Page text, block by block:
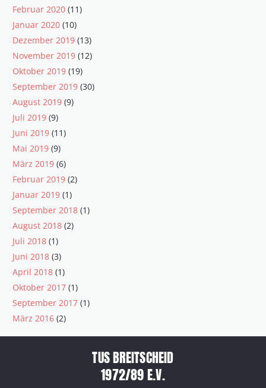
Februar 2020 (11)
Januar 2020 (10)
Dezember 2019 (13)
November 2019 (12)
Oktober 2019 (19)
September 2019 (30)
August 2019 (9)
Juli 2019 (9)
Juni 2019 (11)
Mai 2019 (9)
März 2019 (6)
Februar 2019 (2)
Januar 2019 (1)
September 2018 (1)
August 2018 (2)
Juli 2018 (1)
Juni 2018 (3)
April 2018 (1)
Oktober 2017 (1)
September 2017 (1)
März 2016 (2)
TUS BREITSCHEID
1972/89 E.V.